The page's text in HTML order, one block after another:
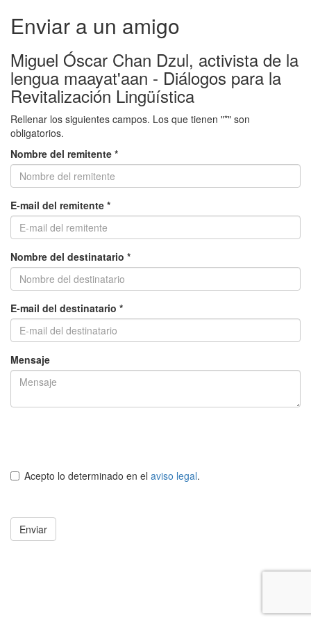
Enviar a un amigo
Miguel Óscar Chan Dzul, activista de la
lengua maayat'aan - Diálogos para la
Revitalización Lingüística
Rellenar los siguientes campos. Los que tienen "*" son
obligatorios.
Nombre del remitente *
E-mail del remitente *
Nombre del destinatario *
E-mail del destinatario *
Mensaje
Acepto lo determinado en el aviso legal.
Enviar